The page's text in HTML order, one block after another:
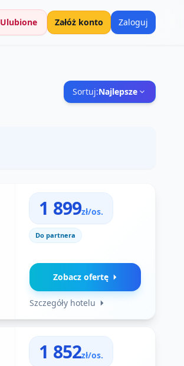
Ulubione Załóż konto Zaloguj
Sortuj:Najlepsze
1 899zł/os.
Do partnera
Zobacz ofertę
Szczegóły hotelu
1 852zł/os.